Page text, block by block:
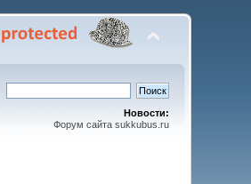
Новости:
Форум сайта sukkubus.ru